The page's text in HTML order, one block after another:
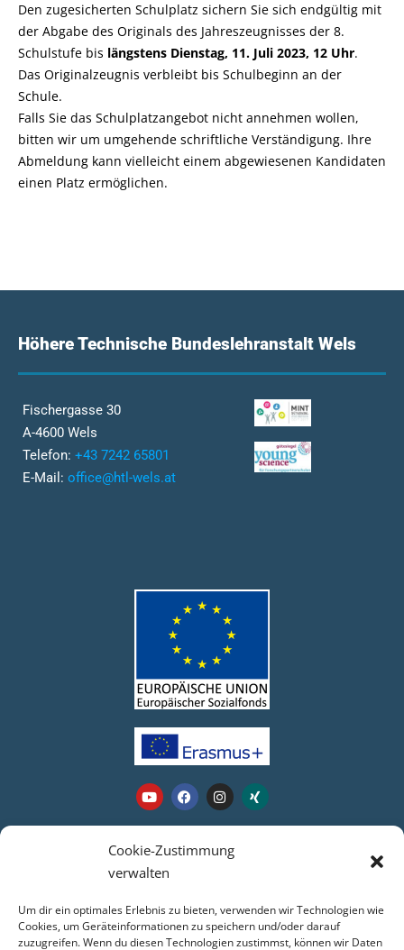
Cookie-Zustimmung
verwalten
Um dir ein optimales Erlebnis zu bieten, verwenden wir Technologien wie
Cookies, um Geräteinformationen zu speichern und/oder darauf
zuzugreifen. Wenn du diesen Technologien zustimmst, können wir Daten
Den zugesicherten Schulplatz sichern Sie sich endgültig mit
der Abgabe des Originals des Jahreszeugnisses der 8.
Schulstufe bis längstens Dienstag, 11. Juli 2023, 12 Uhr.
Das Originalzeugnis verbleibt bis Schulbeginn an der
Schule.
Falls Sie das Schulplatzangebot nicht annehmen wollen,
bitten wir um umgehende schriftliche Verständigung. Ihre
Abmeldung kann vielleicht einem abgewiesenen Kandidaten
einen Platz ermöglichen.
Höhere Technische Bundeslehranstalt Wels
Fischergasse 30
A-4600 Wels
Telefon: +43 7242 65801
E-Mail: office@htl-wels.at
Kontakt
Impressum